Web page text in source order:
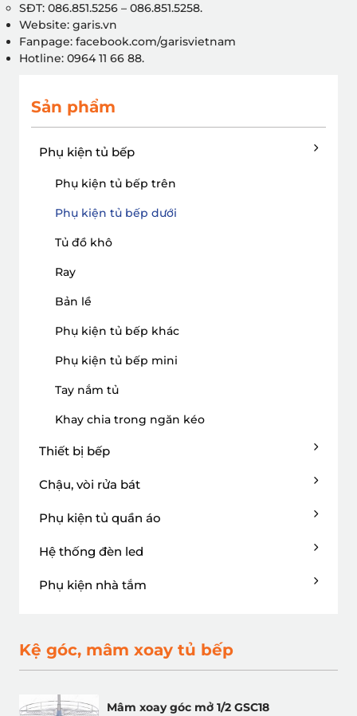
SĐT: 086.851.5256 – 086.851.5258.
Website: garis.vn
Fanpage: facebook.com/garisvietnam
Hotline: 0964 11 66 88.
Sản phẩm
Phụ kiện tủ bếp
Phụ kiện tủ bếp trên
Phụ kiện tủ bếp dưới
Tủ đồ khô
Ray
Bản lề
Phụ kiện tủ bếp khác
Phụ kiện tủ bếp mini
Tay nắm tủ
Khay chia trong ngăn kéo
Thiết bị bếp
Chậu, vòi rửa bát
Phụ kiện tủ quần áo
Hệ thống đèn led
Phụ kiện nhà tắm
Kệ góc, mâm xoay tủ bếp
Mâm xoay góc mở 1/2 GSC18